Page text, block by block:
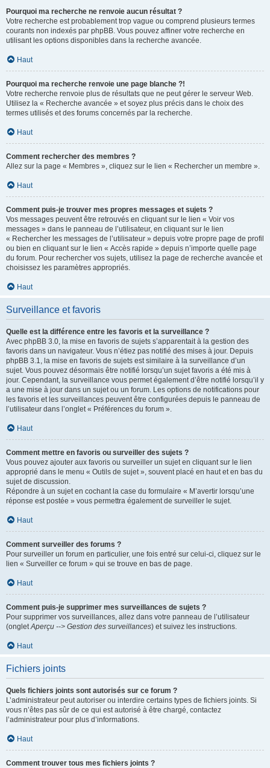
Pourquoi ma recherche ne renvoie aucun résultat ?
Votre recherche est probablement trop vague ou comprend plusieurs termes
courants non indexés par phpBB. Vous pouvez affiner votre recherche en
utilisant les options disponibles dans la recherche avancée.
Haut
Pourquoi ma recherche renvoie une page blanche ?!
Votre recherche renvoie plus de résultats que ne peut gérer le serveur Web.
Utilisez la « Recherche avancée » et soyez plus précis dans le choix des
termes utilisés et des forums concernés par la recherche.
Haut
Comment rechercher des membres ?
Allez sur la page « Membres », cliquez sur le lien « Rechercher un membre ».
Haut
Comment puis-je trouver mes propres messages et sujets ?
Vos messages peuvent être retrouvés en cliquant sur le lien « Voir vos
messages » dans le panneau de l’utilisateur, en cliquant sur le lien
« Rechercher les messages de l’utilisateur » depuis votre propre page de profil
ou bien en cliquant sur le lien « Accès rapide » depuis n’importe quelle page
du forum. Pour rechercher vos sujets, utilisez la page de recherche avancée et
choisissez les paramètres appropriés.
Haut
Surveillance et favoris
Quelle est la différence entre les favoris et la surveillance ?
Avec phpBB 3.0, la mise en favoris de sujets s’apparentait à la gestion des
favoris dans un navigateur. Vous n’étiez pas notifié des mises à jour. Depuis
phpBB 3.1, la mise en favoris de sujets est similaire à la surveillance d’un
sujet. Vous pouvez désormais être notifié lorsqu’un sujet favoris a été mis à
jour. Cependant, la surveillance vous permet également d’être notifié lorsqu’il y
a une mise à jour dans un sujet ou un forum. Les options de notifications pour
les favoris et les surveillances peuvent être configurées depuis le panneau de
l’utilisateur dans l’onglet « Préférences du forum ».
Haut
Comment mettre en favoris ou surveiller des sujets ?
Vous pouvez ajouter aux favoris ou surveiller un sujet en cliquant sur le lien
approprié dans le menu « Outils de sujet », souvent placé en haut et en bas du
sujet de discussion.
Répondre à un sujet en cochant la case du formulaire « M’avertir lorsqu’une
réponse est postée » vous permettra également de surveiller le sujet.
Haut
Comment surveiller des forums ?
Pour surveiller un forum en particulier, une fois entré sur celui-ci, cliquez sur le
lien « Surveiller ce forum » qui se trouve en bas de page.
Haut
Comment puis-je supprimer mes surveillances de sujets ?
Pour supprimer vos surveillances, allez dans votre panneau de l’utilisateur
(ongletAperçu --> Gestion des surveillances) et suivez les instructions.
Haut
Fichiers joints
Quels fichiers joints sont autorisés sur ce forum ?
L’administrateur peut autoriser ou interdire certains types de fichiers joints. Si
vous n’êtes pas sûr de ce qui est autorisé à être chargé, contactez
l’administrateur pour plus d’informations.
Haut
Comment trouver tous mes fichiers joints ?